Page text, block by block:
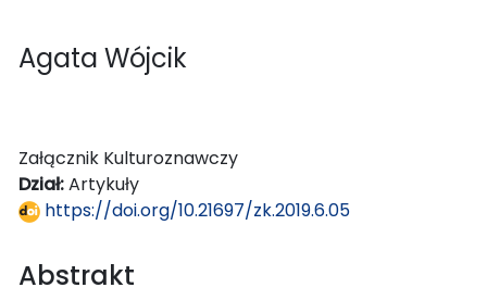
Agata Wójcik
Załącznik Kulturoznawczy
Dział:Artykuły
https://doi.org/10.21697/zk.2019.6.05
Abstrakt